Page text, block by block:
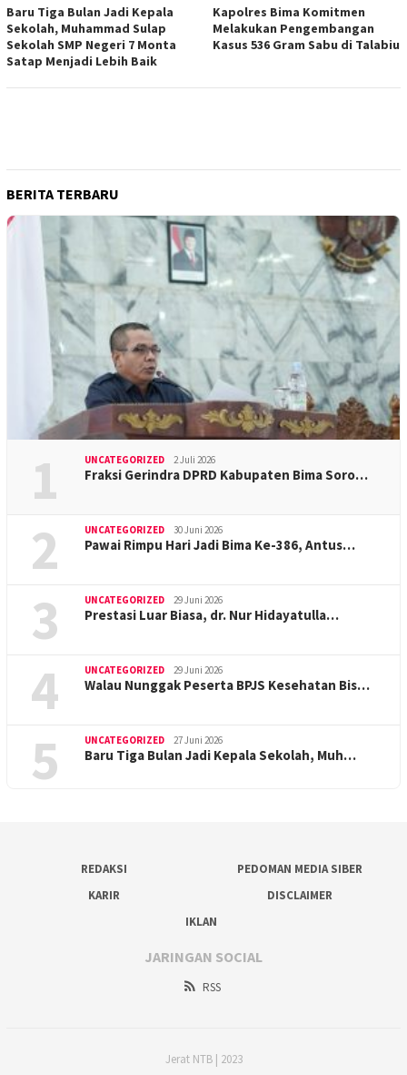
Baru Tiga Bulan Jadi Kepala
Sekolah, Muhammad Sulap
Sekolah SMP Negeri 7 Monta
Satap Menjadi Lebih Baik
Kapolres Bima Komitmen
Melakukan Pengembangan
Kasus 536 Gram Sabu di Talabiu
BERITA TERBARU
1 UNCATEGORIZED 2 Juli 2026
Fraksi Gerindra DPRD Kabupaten Bima Soro…
2 UNCATEGORIZED 30 Juni 2026
Pawai Rimpu Hari Jadi Bima Ke-386, Antus…
3 UNCATEGORIZED 29 Juni 2026
Prestasi Luar Biasa, dr. Nur Hidayatulla…
4 UNCATEGORIZED 29 Juni 2026
Walau Nunggak Peserta BPJS Kesehatan Bis…
5 UNCATEGORIZED 27 Juni 2026
Baru Tiga Bulan Jadi Kepala Sekolah, Muh…
REDAKSI
PEDOMAN MEDIA SIBER
KARIR
DISCLAIMER
IKLAN
JARINGAN SOCIAL
RSS
Jerat NTB | 2023